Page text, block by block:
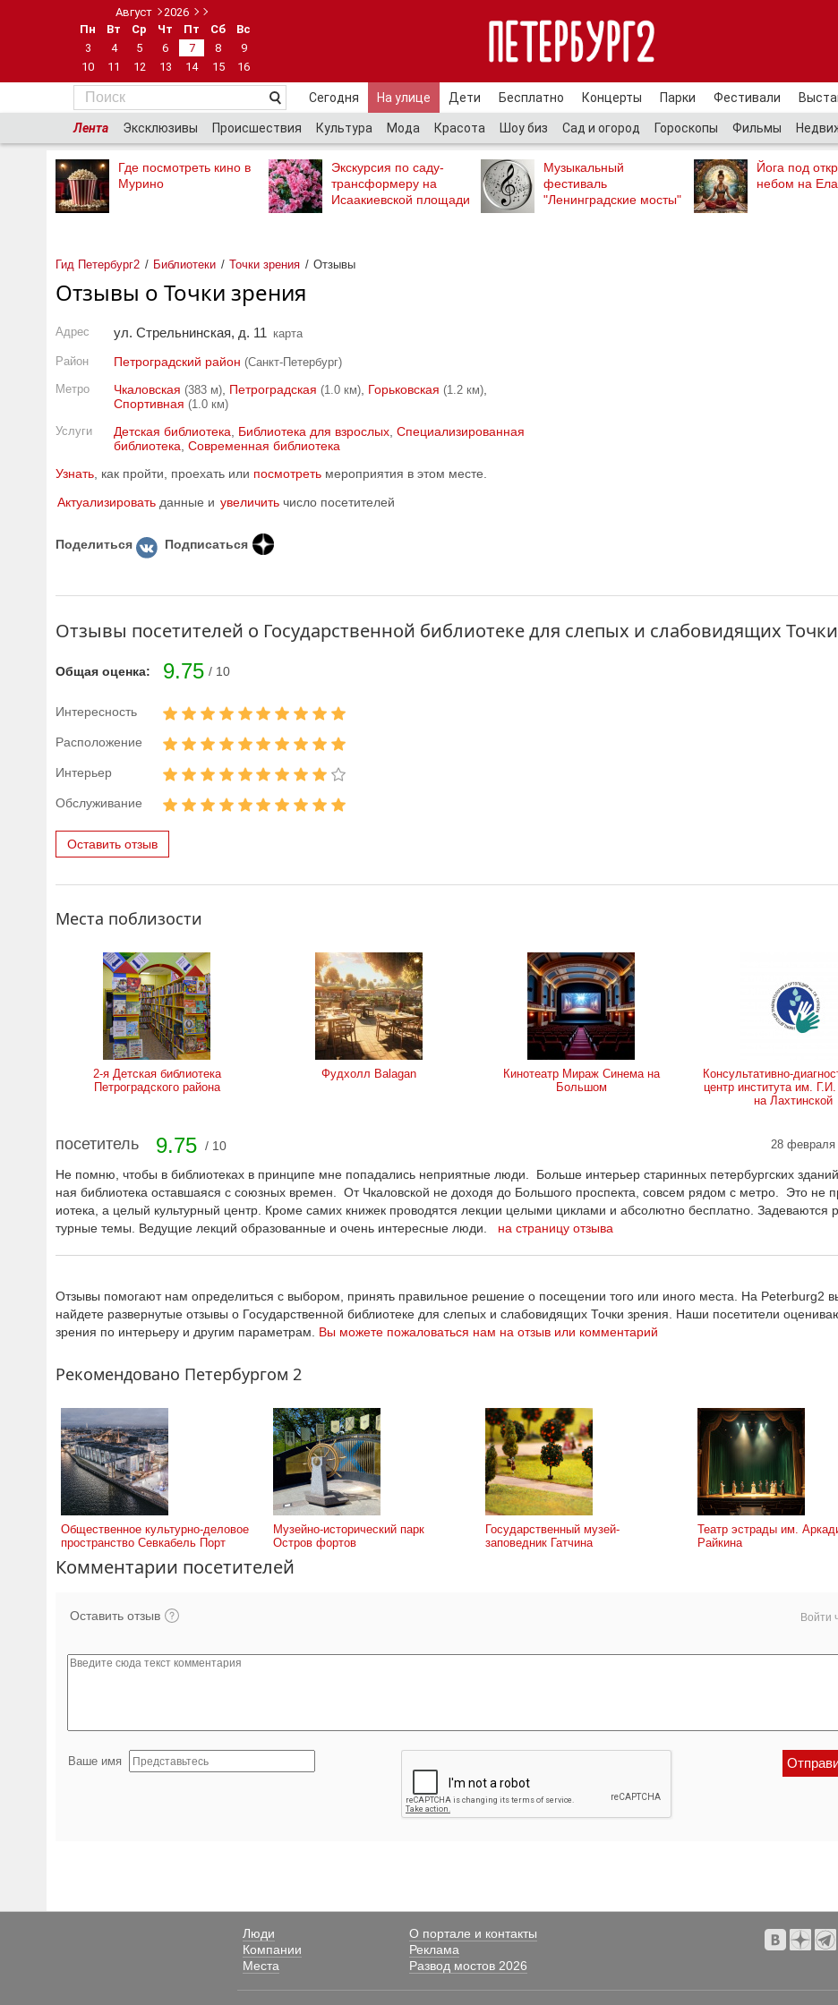
Август
2026
Пн
Вт Ср Чт Пт Сб
Вс
3
4 5 6 7 8
9
10
11 12 13 14 15 16
Сегодня На улице Дети Бесплатно Концерты Парки Фестивали
Лента Эксклюзивы Происшествия Культура Мода Красота Шоу биз Сад и огород Гороскопы Фильмы
Где посмотреть кино в
Мурино
Экскурсия по саду-
трансформеру на
Исаакиевской площади
Музыкальный
фестиваль
"Ленинградские мосты"
Йога под
небом на
Гид Петербург2 Библиотеки Точки зрения Отзывы
Отзывы о Точки зрения
Адрес ул. Стрельнинская, д. 11 карта
Район Петроградский район (Санкт-Петербург)
Метро
Чкаловская (383 м) Петроградская (1.0 км) Горьковская (1.2 км)
Спортивная (1.0 км)
Услуги
Детская библиотека Библиотека для взрослых Специализированная
библиотека Современная библиотека
Узнать , как пройти, проехать или посмотреть мероприятия в этом месте.
Актуализировать данные и увеличить число посетителей
Поделиться Подписаться
Отзывы посетителей о Государственной библиотеке для слепых и слабовидящих
Общая оценка: 9.75 / 10
Интересность
Расположение
Интерьер
Обслуживание
Оставить отзыв
Места поблизости
2-я Детская библиотека
Петроградского района
Фудхолл Balagan
Кинотеатр Мираж Синема на
Большом
Консультативно-
центр института им.
на Лахтинской
посетитель 9.75 / 10 28 февраля
Не помню, чтобы в библиотеках в принципе мне попадались неприятные люди. Больше интерьер старинных петербургских
ная библиотека оставшаяся с союзных времен. От Чкаловской не доходя до Большого проспекта, совсем рядом с метро. Это не
иотека, а целый культурный центр. Кроме самих книжек проводятся лекции целыми циклами и абсолютно бесплатно. Задеваются
турные темы. Ведущие лекций образованные и очень интересные люди. на страницу отзыва
Отзывы помогают нам определиться с выбором, принять правильное решение о посещении того или иного места. На Peterburg2
найдете развернутые отзывы о Государственной библиотеке для слепых и слабовидящих Точки зрения. Наши посетители
зрения по интерьеру и другим параметрам. Вы можете пожаловаться нам на отзыв или комментарий
Рекомендовано Петербургом 2
Общественное культурно-деловое
пространство Севкабель Порт
Музейно-исторический парк
Остров фортов
Государственный музей-
заповедник Гатчина
Театр эстрады им.
Райкина
Комментарии посетителей
Оставить отзыв Войти
Ваше имя
Люди
О портале и контакты
Компании
Реклама
Места
Развод мостов 2026